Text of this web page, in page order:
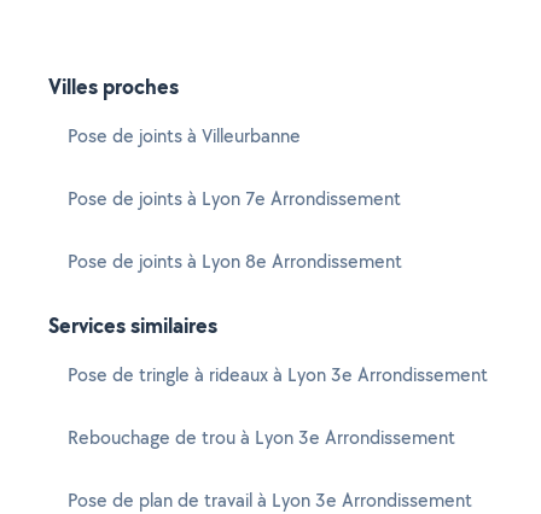
Villes proches
Pose de joints à Villeurbanne
Pose de joints à Lyon 7e Arrondissement
Pose de joints à Lyon 8e Arrondissement
Services similaires
Pose de tringle à rideaux à Lyon 3e Arrondissement
Rebouchage de trou à Lyon 3e Arrondissement
Pose de plan de travail à Lyon 3e Arrondissement